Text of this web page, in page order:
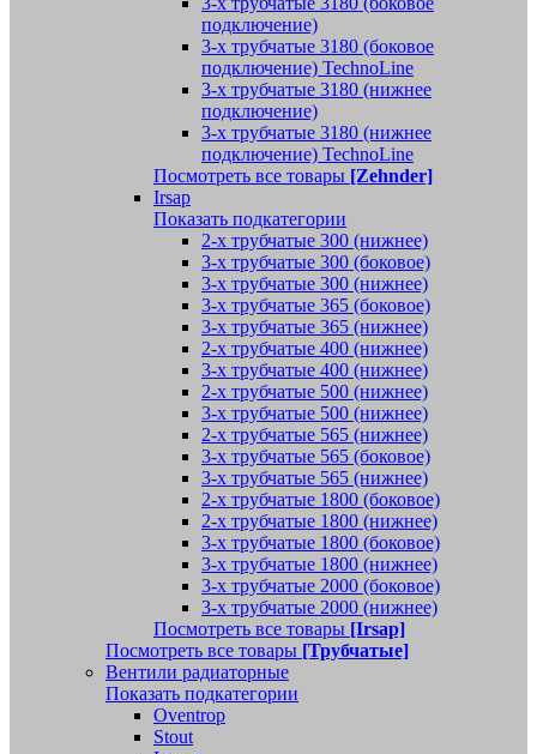
подключение)
3-х трубчатые 3180 (боковое
подключение) TechnoLine
3-х трубчатые 3180 (нижнее
подключение)
3-х трубчатые 3180 (нижнее
подключение) TechnoLine
Посмотреть все товары [Zehnder]
Irsap
Показать подкатегории
2-х трубчатые 300 (нижнее)
3-х трубчатые 300 (боковое)
3-х трубчатые 300 (нижнее)
3-х трубчатые 365 (боковое)
3-х трубчатые 365 (нижнее)
2-х трубчатые 400 (нижнее)
3-х трубчатые 400 (нижнее)
2-х трубчатые 500 (нижнее)
3-х трубчатые 500 (нижнее)
2-х трубчатые 565 (нижнее)
3-х трубчатые 565 (боковое)
3-х трубчатые 565 (нижнее)
2-х трубчатые 1800 (боковое)
2-х трубчатые 1800 (нижнее)
3-х трубчатые 1800 (боковое)
3-х трубчатые 1800 (нижнее)
3-х трубчатые 2000 (боковое)
3-х трубчатые 2000 (нижнее)
Посмотреть все товары [Irsap]
Посмотреть все товары [Трубчатые]
Вентили радиаторные
Показать подкатегории
Oventrop
Stout